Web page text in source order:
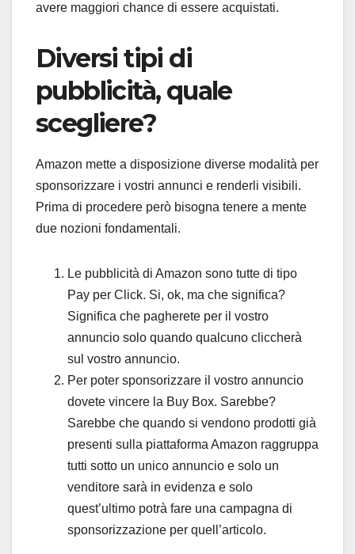
avere maggiori chance di essere acquistati.
Diversi tipi di
pubblicità, quale
scegliere?
Amazon mette a disposizione diverse modalità per
sponsorizzare i vostri annunci e renderli visibili.
Prima di procedere però bisogna tenere a mente
due nozioni fondamentali.
Le pubblicità di Amazon sono tutte di tipo
Pay per Click. Si, ok, ma che significa?
Significa che pagherete per il vostro
annuncio solo quando qualcuno cliccherà
sul vostro annuncio.
Per poter sponsorizzare il vostro annuncio
dovete vincere la Buy Box. Sarebbe?
Sarebbe che quando si vendono prodotti già
presenti sulla piattaforma Amazon raggruppa
tutti sotto un unico annuncio e solo un
venditore sarà in evidenza e solo
quest’ultimo potrà fare una campagna di
sponsorizzazione per quell’articolo.